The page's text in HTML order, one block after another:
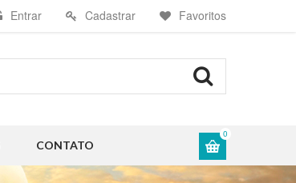
Favoritos
Cadastrar
Entrar
CONTATO
0